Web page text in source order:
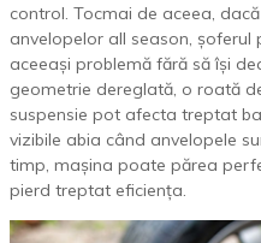
control. Tocmai de aceea,
anvelopelor all season, șoferul
aceeași problemă fără să își
geometrie dereglată, o roată
suspensie pot afecta treptat
vizibile abia când anvelopele
timp, mașina poate părea
pierd treptat eficiența.